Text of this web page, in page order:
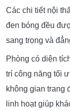
Các chi tiết nội
đen bóng đều
sang trọng và
Phòng có diện
trí công năng tối
không gian trang
linh hoạt giúp